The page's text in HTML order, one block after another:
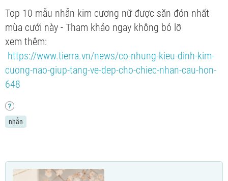
Top 10 mẫu nhẫn kim cương nữ được săn đón nhất
mùa cưới này - Tham khảo ngay không bỏ lỡ
xem thêm:
https://www.tierra.vn/news/co-nhung-kieu-dinh-kim-
cuong-nao-giup-tang-ve-dep-cho-chiec-nhan-cau-hon-
648
nhẫn